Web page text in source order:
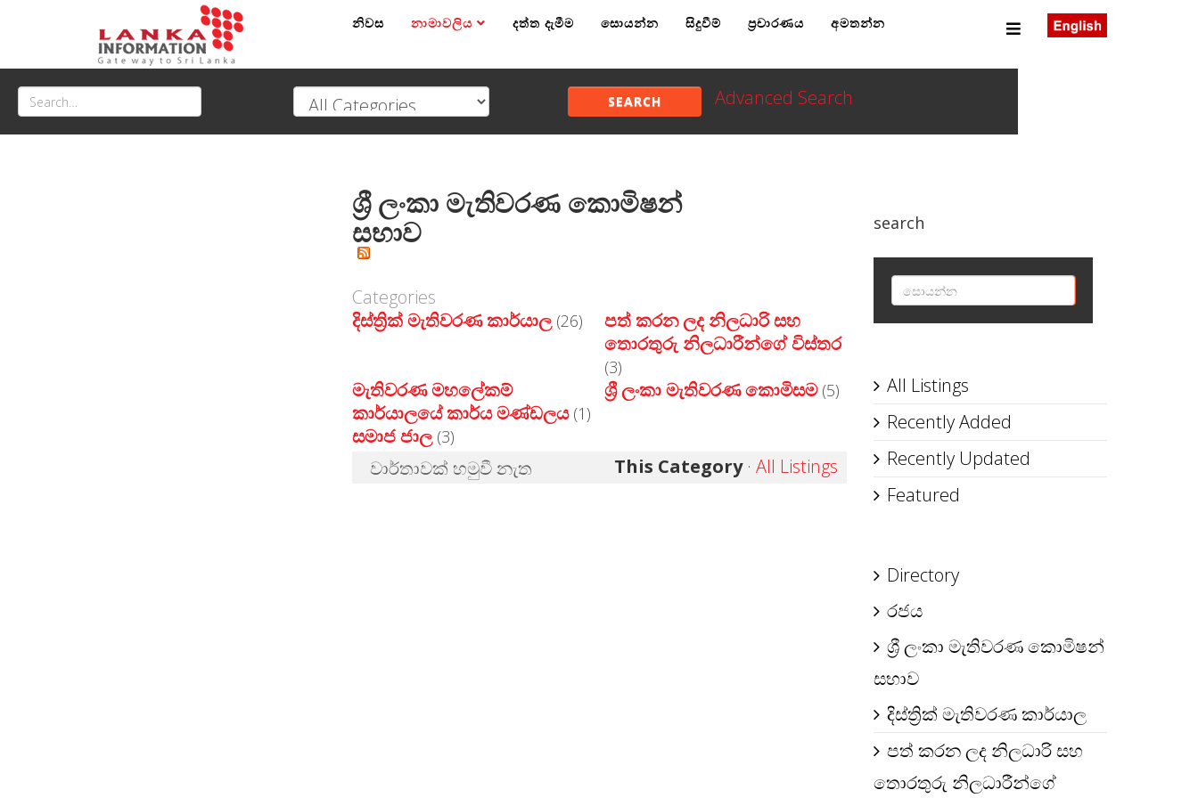
නිවස නාමාවලිය දත්ත දැමීම සොයන්න සිදුවීම් ප්‍රචාරණය අමතන්න
SEARCH Advanced Search
ශ්‍රී ලංකා මැතිවරණ කොමිෂන්
සභාව
Categories
දිස්ත්‍රික් මැතිවරණ කාර්යාල (26)
පත් කරන ලද නිලධාරි සහ
තොරතුරු නිලධාරීන්ගේ විස්තර
(3)
මැතිවරණ මහලේකම්
කාර්යාලයේ කාර්ය මණ්ඩලය (1)
ශ්‍රී ලංකා මැතිවරණ කොමිසම (5)
සමාජ ජාල (3)
වාර්තාවක් හමුවී නැත This Category· All Listings
search
All Listings
Recently Added
Recently Updated
Featured
Directory
රජය
ශ්‍රී ලංකා මැතිවරණ කොමිෂන්
සභාව
දිස්ත්‍රික් මැතිවරණ කාර්යාල
පත් කරන ලද නිලධාරි සහ
තොරතුරු නිලධාරීන්ගේ